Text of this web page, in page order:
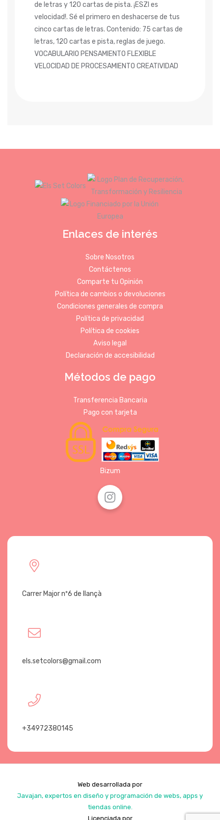
de letras y 120 cartas de pista. ¡ESZI es
velocidad!. Sé el primero en deshacerse de tus
cinco cartas de letras. Contenido: 75 cartas de
letras, 120 cartas e pista, reglas de juego.
VOCABULARIO PENSAMIENTO FLEXIBLE
VELOCIDAD DE PROCESAMIENTO CREATIVIDAD
Enlaces de interés
Sobre Nosotros
Contáctenos
Comparte tu Opinión
Política de cambios o devoluciones
Condiciones generales de compra
Política de privacidad
Política de cookies
Aviso legal
Declaración de accesibilidad
Métodos de pago
Transferencia Bancaria
Pago con tarjeta
Bizum
Carrer Major nº6 de llançà
els.setcolors@gmail.com
+34972380145
Web desarrollada por
Javajan, expertos en diseño y programación de webs, apps y
tiendas online.
Licenciada por